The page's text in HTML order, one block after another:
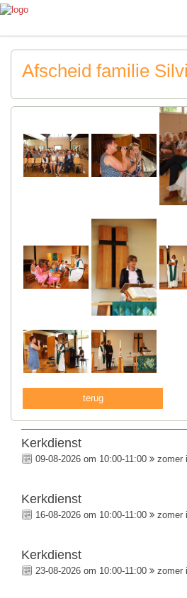
Afscheid familie
terug
Kerkdienst
09-08-2026 om 10:00-11:00 zomer
Kerkdienst
16-08-2026 om 10:00-11:00 zomer
Kerkdienst
23-08-2026 om 10:00-11:00 zomer